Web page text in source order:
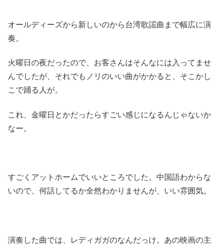
オールディーズから新しいのから台湾歌謡曲まで幅広に演
奏。
火曜日の夜だったので、お客さんはそんなには入ってませ
んでしたが、それでもノリのいい曲がかかると、そこかし
こで踊る人が。
これ、金曜日とかだったらすごい感じになるんじゃないか
なー。
すごくアットホームでいいところでした。中国語わからな
いので、何話してるか全然わかりませんが、いい雰囲気。
演奏した曲では、レディガガのなんだっけ。あの映画の主